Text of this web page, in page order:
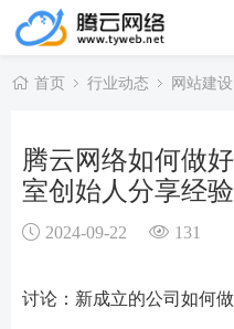
首页 行业动态 网站建设
腾云网络如何做
室创始人分享经验
2024-09-22 131
讨论：新成立的公司如何